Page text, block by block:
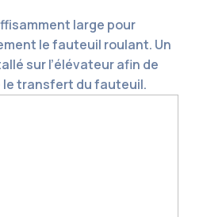
large pour
le fauteuil roulant. Un
sur l’élévateur afin de
transfert du fauteuil.